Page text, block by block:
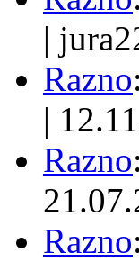
|
Razno:
|
Razno:
Razno: